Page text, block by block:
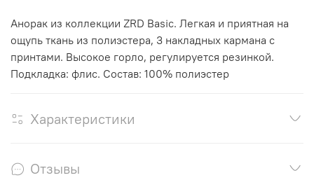
Анорак из коллекции ZRD Basic. Легкая и приятная на
ощупь ткань из полиэстера, 3 накладных кармана с
принтами. Высокое горло, регулируется резинкой.
Подкладка: флис. Состав: 100% полиэстер
Характеристики
Отзывы